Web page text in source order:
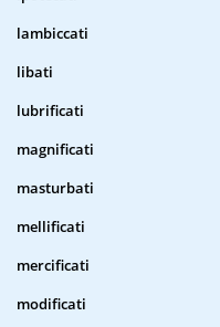
lambiccati
libati
lubrificati
magnificati
masturbati
mellificati
mercificati
modificati